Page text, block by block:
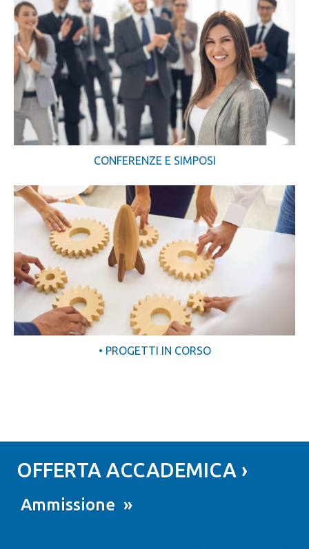
CONFERENZE E SIMPOSI
• PROGETTI IN CORSO
OFFERTA ACCADEMICA ›
Ammissione »